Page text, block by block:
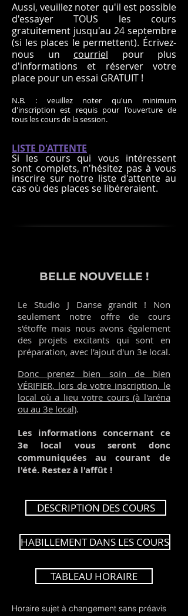
Aussi, veuillez noter qu'il est possible
d'essayer TOUS les cours
gratuitement jusqu'au 24 septembre
(si les places le permettent). Écrivez-
nous un courriel pour plus
d'informations et réserver votre
place pour un essai GRATUIT !
N.B. : veuillez noter qu'un minimum
d'inscription est requis pour l'ouverture de
tous les cours de la session.
LISTE D'ATTENTE
Si les cours qui vous intéressent
sont complets, n'hésitez pas à vous
inscrire sur notre liste d'attente au
cas où des places se libéreraient.
BELLE NOUVELLE !
Le Studio J Danse grandit ! Non
seulement notre offre de cours
s'étoffe mais nous avons également
des projets excitants qui sont en
préparation, avec l'ajout d'un 3e local.
Donc prenez bien soin de bien
VÉRIFIER, lors de votre inscription, le
local où a lieu votre cours (à l'aréna
ou au 3e local).
Les informations concernant ce
3e local vous seront donc
communiquées au courant de
l'été. Restez à l'affût !
DESCRIPTION DES COURS
HABILLEMENT DANS LES COURS
TABLEAU HORAIRE
Horaire sujet à changement sans préavis